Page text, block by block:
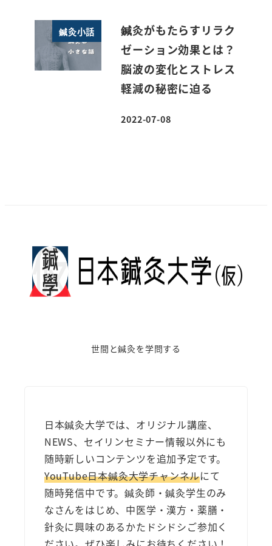
鍼灸小話
鍼灸がもたらすリラク
ゼーション効果とは？
脳波の変化とストレス
軽減の秘密に迫る
投稿日
2022-07-08
世間と鍼灸を学問する
日本鍼灸大学では、オリジナル講座、
NEWS、セイリンセミナー情報以外にも
随時新しいコンテンツを追加予定です。
YouTube日本鍼灸大学チャンネルにて
随時発信中です。鍼灸師・鍼灸学生のみ
なさんをはじめ、中医学・漢方・薬膳・
針灸に興味のあるかたドシドシご参加く